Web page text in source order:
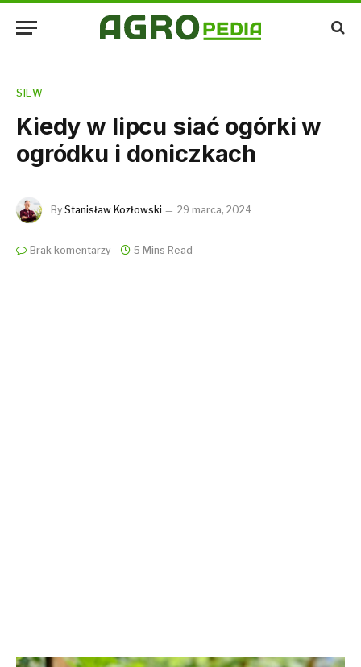
SIEW
Kiedy w lipcu siać ogórki w
ogródku i doniczkach
By Stanisław Kozłowski 29 marca, 2024
Brak komentarzy 5 Mins Read